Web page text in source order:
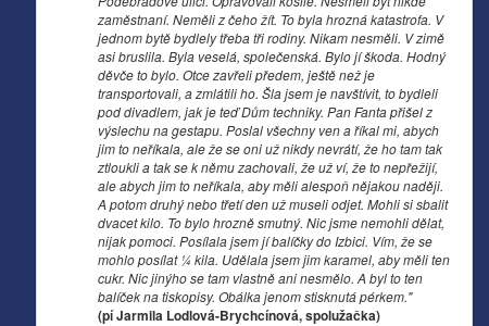
zaměstnaní. Neměli z čeho žít. To byla hrozná katastrofa. V
jednom bytě bydlely třeba tři rodiny. Nikam nesměli. V zimě
asi bruslila. Byla veselá, společenská. Bylo jí škoda. Hodný
děvče to bylo. Otce zavřeli předem, ještě než je
transportovali, a zmlátili ho. Šla jsem je navštívit, to bydleli
pod divadlem, jak je teď Dům techniky. Pan Fanta přišel z
výslechu na gestapu. Poslal všechny ven a říkal mi, abych
jim to neříkala, ale že se oni už nikdy nevrátí, že ho tam tak
ztloukli a tak se k němu zachovali, že už ví, že to nepřežijí,
ale abych jim to neříkala, aby měli alespoň nějakou naději.
A potom druhý nebo třetí den už museli odjet. Mohli si sbalit
dvacet kilo. To bylo hrozně smutný. Nic jsme nemohli dělat,
nijak pomoci. Posílala jsem jí balíčky do Izbici. Vím, že se
mohlo posílat 1⁄4 kila. Udělala jsem jim karamel, aby měli ten
cukr. Nic jinýho se tam vlastně ani nesmělo. A byl to ten
balíček na tiskopisy. Obálka jenom stisknutá pérkem."
(pí Jarmila Lodlová-Brychcínová, spolužačka)